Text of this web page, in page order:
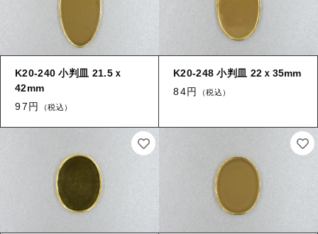
K20-240 小判皿 21.5ｘ
42mm
97円
（税込）
K20-248 小判皿 22ｘ35mm
84円
（税込）